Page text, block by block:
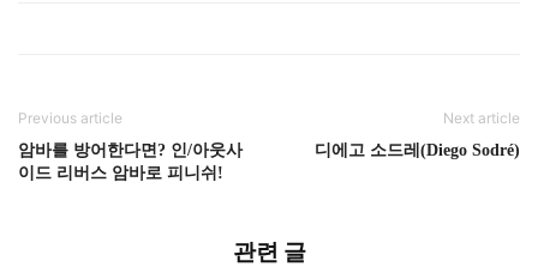
Previous article
암바를 방어한다면? 인/아웃사
이드 리버스 암바로 피니쉬!
Next article
디에고 소드레(Diego Sodré)
관련 글